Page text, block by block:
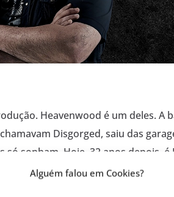
Alguém falou em Cookies?
Heavenwood é um deles. A
Disgorged, saiu das
sonham. Hoje, 32 anos depois, é
Não queres esperar? Salta já para a